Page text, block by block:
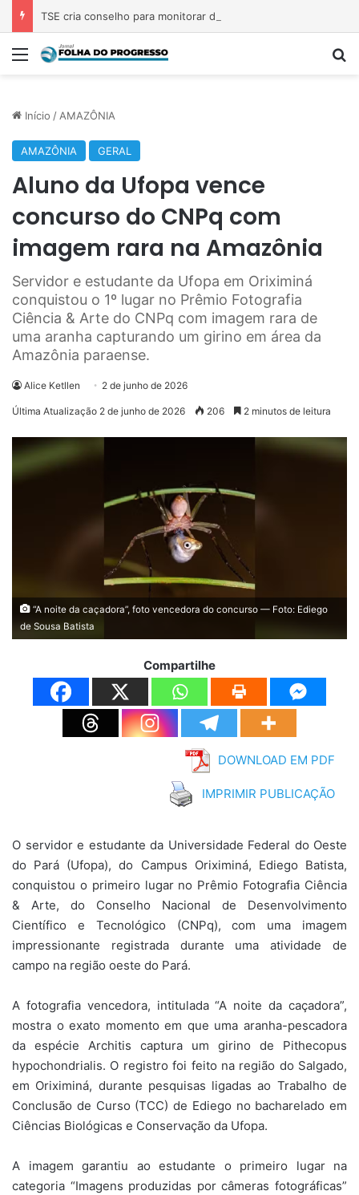
Menu
Início / AMAZÔNIA
AMAZÔNIA GERAL
Aluno da Ufopa vence
concurso do CNPq com
imagem rara na Amazônia
Servidor e estudante da Ufopa em Oriximiná
conquistou o 1º lugar no Prêmio Fotografia
Ciência & Arte do CNPq com imagem rara de
uma aranha capturando um girino em área da
Amazônia paraense.
Alice Ketllen 2 de junho de 2026
Última Atualização 2 de junho de 2026 206 2 minutos de leitura
“A noite da caçadora”, foto vencedora do concurso — Foto: Ediego
de Sousa Batista
Compartilhe
DOWNLOAD EM PDF
IMPRIMIR PUBLICAÇÃO
O servidor e estudante da Universidade Federal do Oeste
do Pará (Ufopa), do Campus Oriximiná, Ediego Batista,
conquistou o primeiro lugar no Prêmio Fotografia Ciência
& Arte, do Conselho Nacional de Desenvolvimento
Científico e Tecnológico (CNPq), com uma imagem
impressionante registrada durante uma atividade de
campo na região oeste do Pará.
A fotografia vencedora, intitulada “A noite da caçadora”,
mostra o exato momento em que uma aranha-pescadora
da espécie Architis captura um girino de Pithecopus
hypochondrialis. O registro foi feito na região do Salgado,
em Oriximiná, durante pesquisas ligadas ao Trabalho de
Conclusão de Curso (TCC) de Ediego no bacharelado em
Ciências Biológicas e Conservação da Ufopa.
A imagem garantiu ao estudante o primeiro lugar na
categoria “Imagens produzidas por câmeras fotográficas”